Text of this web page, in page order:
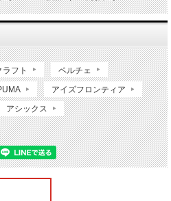
ラフト ペルチェ
アイズフロンティア
アシックス